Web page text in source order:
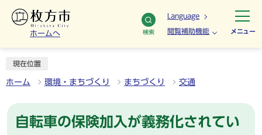
ホームへ 検索
Language
閲覧補助機能 メニュー
現在位置
ホーム 環境・まちづくり まちづくり 交通
自転車の保険加入が義務化されてい